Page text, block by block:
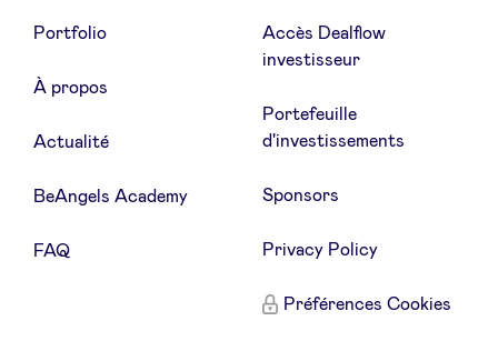
Portfolio
À propos
Actualité
BeAngels Academy
FAQ
Accès Dealflow
investisseur
Portefeuille
d'investissements
Sponsors
Privacy Policy
Préférences Cookies